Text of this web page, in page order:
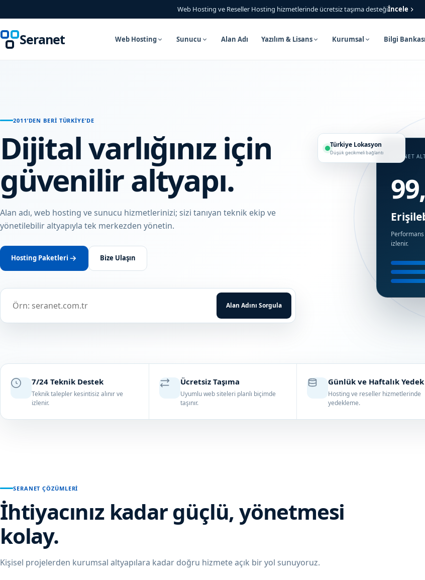
Web Hosting ve Reseller Hosting hizmetlerinde ücretsiz taşıma desteğiİncele
Seranet Web Hosting Sunucu Alan Adı Yazılım & Lisans Kurumsal Bilgi Bankası
2011’DEN BERI TÜRKIYE’DE
Dijital varlığınız için
güvenilir altyapı.
Alan adı, web hosting ve sunucu hizmetlerinizi; sizi tanıyan teknik ekip ve
yönetilebilir altyapıyla tek merkezden yönetin.
Hosting Paketleri Bize Ulaşın
Alan adı
Alan Adını Sorgula
SERANET
izlenir.
Türkiye Lokasyon
Düşük gecikmeli bağlantı
7/24 Teknik Destek
Teknik talepler kesintisiz alınır ve
izlenir.
Ücretsiz Taşıma
Uyumlu web siteleri planlı biçimde
taşınır.
Günlük ve Haftalık Yedek
Hosting ve reseller hizmetlerinde
yedekleme.
SERANET ÇÖZÜMLERI
İhtiyacınız kadar güçlü, yönetmesi
kolay.
Kişisel projelerden kurumsal altyapılara kadar doğru hizmete açık bir yol sunuyoruz.